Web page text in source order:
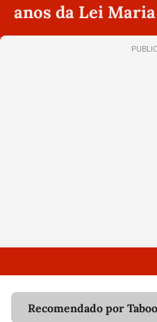
anos da Lei
Recomendado por